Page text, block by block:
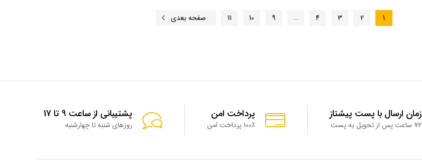
1
2
3
4
…
9
10
11 صفحه بعدی
زمان ارسال با پست پیشتاز
72 ساعت پس از تحویل به پست
پرداخت امن
100٪ پرداخت امن
پشتیبانی از ساعت 9 تا 17
روزهای شنبه تا چهارشنبه